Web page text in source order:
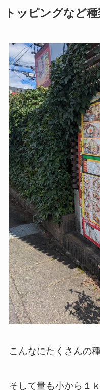
トッピングなど
こんなにたくさんの
そして量も小から１